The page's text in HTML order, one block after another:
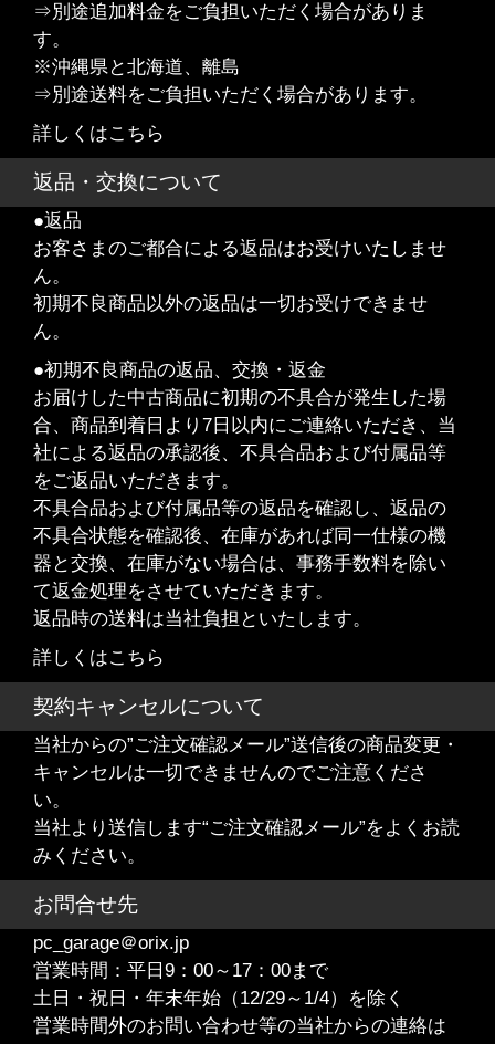
⇒別途追加料金をご負担いただく場合がありま
す。
※沖縄県と北海道、離島
⇒別途送料をご負担いただく場合があります。
詳しくはこちら
返品・交換について
●返品
お客さまのご都合による返品はお受けいたしませ
ん。
初期不良商品以外の返品は一切お受けできませ
ん。
●初期不良商品の返品、交換・返金
お届けした中古商品に初期の不具合が発生した場
合、商品到着日より7日以内にご連絡いただき、当
社による返品の承認後、不具合品および付属品等
をご返品いただきます。
不具合品および付属品等の返品を確認し、返品の
不具合状態を確認後、在庫があれば同一仕様の機
器と交換、在庫がない場合は、事務手数料を除い
て返金処理をさせていただきます。
返品時の送料は当社負担といたします。
詳しくはこちら
契約キャンセルについて
当社からの”ご注文確認メール”送信後の商品変更・
キャンセルは一切できませんのでご注意くださ
い。
当社より送信します“ご注文確認メール”をよくお読
みください。
お問合せ先
pc_garage＠orix.jp
営業時間：平日9：00～17：00まで
土日・祝日・年末年始（12/29～1/4）を除く
営業時間外のお問い合わせ等の当社からの連絡は